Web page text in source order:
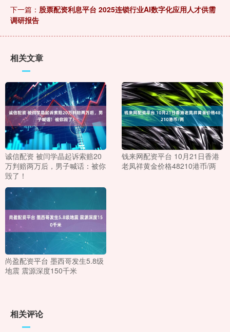
下一篇： 股票配资利息平台 2025连锁行业AI数字化应用人才供需
调研报告
相关文章
诚信配资 被闫学晶起诉索赔20
万判赔两万后，男子喊话：被你
毁了！
钱来网配资平台 10月21日香港
老凤祥黄金价格48210港币/两
尚盈配资平台 墨西哥发生5.8级
地震 震源深度150千米
相关评论